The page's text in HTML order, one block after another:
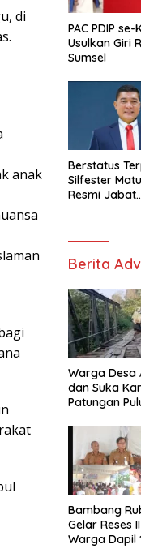
di
anak
PAC PDIP
Usulkan Giri
Sumsel
Berstatus
Silfester
Resmi Jabat
Berita
Warga Desa
dan Suka
Patungan
Jembatan
Bambang
Gelar Reses
Warga Dapil